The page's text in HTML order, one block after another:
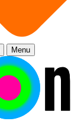
Menu